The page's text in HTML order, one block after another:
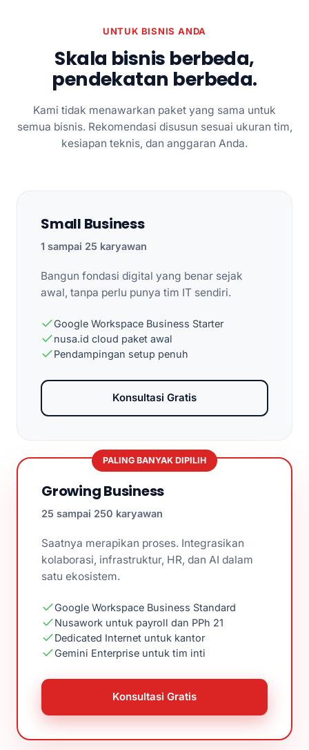
UNTUK BISNIS ANDA
Skala bisnis berbeda,
pendekatan berbeda.
Kami tidak menawarkan paket yang sama untuk
semua bisnis. Rekomendasi disusun sesuai ukuran tim,
kesiapan teknis, dan anggaran Anda.
Small Business
1 sampai 25 karyawan
Bangun fondasi digital yang benar sejak
awal, tanpa perlu punya tim IT sendiri.
Google Workspace Business Starter
nusa.id cloud paket awal
Pendampingan setup penuh
Konsultasi Gratis
PALING BANYAK DIPILIH
Growing Business
25 sampai 250 karyawan
Saatnya merapikan proses. Integrasikan
kolaborasi, infrastruktur, HR, dan AI dalam
satu ekosistem.
Google Workspace Business Standard
Nusawork untuk payroll dan PPh 21
Dedicated Internet untuk kantor
Gemini Enterprise untuk tim inti
Konsultasi Gratis